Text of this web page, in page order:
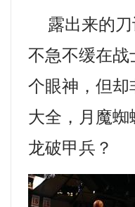
露出来的刀
不急不缓在
个眼神，但
大全，月魔
龙破甲兵？